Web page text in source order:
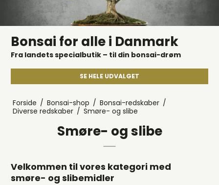
Bonsai for alle i Danmark
Fra landets specialbutik – til din bonsai-drøm
SE HELE UDVALGET
Forside / Bonsai-shop / Bonsai-redskaber /
Diverse redskaber / Smøre- og slibe
Smøre- og slibe
Velkommen til vores kategori med
smøre- og slibemidler